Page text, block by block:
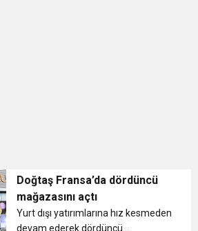
Doğtaş Fransa’da dördüncü
mağazasını açtı
Yurt dışı yatırımlarına hız kesmeden
devam ederek dördüncü